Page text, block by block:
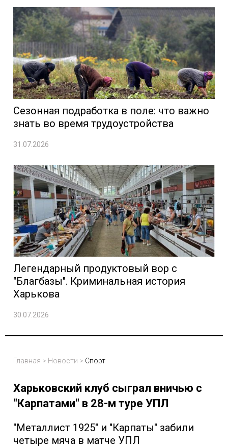
Сезонная подработка в поле: что важно
знать во время трудоустройства
31.07.2026
Легендарный продуктовый вор с
"Благбазы". Криминальная история
Харькова
30.07.2026
Главная > Новости > Спорт
Харьковский клуб сыграл вничью с
"Карпатами" в 28-м туре УПЛ
"Металлист 1925" и "Карпаты" забили
четыре мяча в матче УПЛ